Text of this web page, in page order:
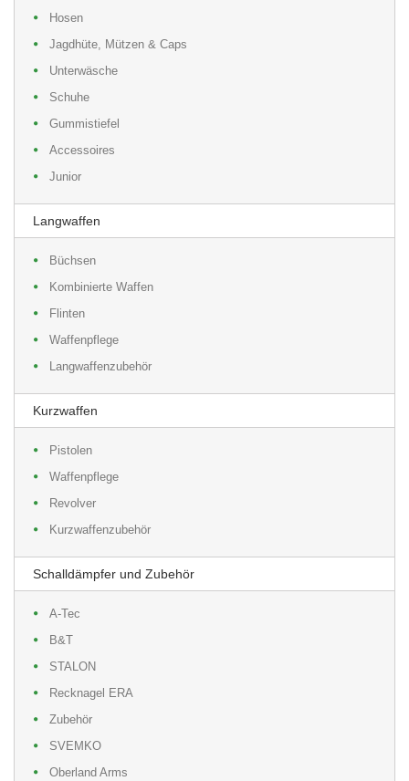
Hosen
Jagdhüte, Mützen & Caps
Unterwäsche
Schuhe
Gummistiefel
Accessoires
Junior
Langwaffen
Büchsen
Kombinierte Waffen
Flinten
Waffenpflege
Langwaffenzubehör
Kurzwaffen
Pistolen
Waffenpflege
Revolver
Kurzwaffenzubehör
Schalldämpfer und Zubehör
A-Tec
B&T
STALON
Recknagel ERA
Zubehör
SVEMKO
Oberland Arms